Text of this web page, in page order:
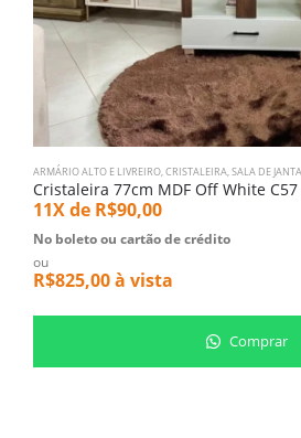
ARMÁRIO ALTO E LIVREIRO,CRISTALEIRA,SALA DE
Cristaleira 77cm MDF Off White
11X de R$90,00
No boleto ou cartão de crédito
ou
R$825,00à vista
Comprar